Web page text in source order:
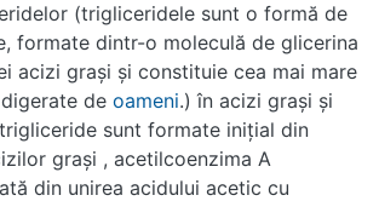
(trigliceridele sunt o formă de
formate dintr-o moleculă de glicerina
acizi graşi şi constituie cea mai mare
de oameni.) în acizi graşi şi
sunt formate iniţial din
graşi , acetilcoenzima A
din unirea acidului acetic cu